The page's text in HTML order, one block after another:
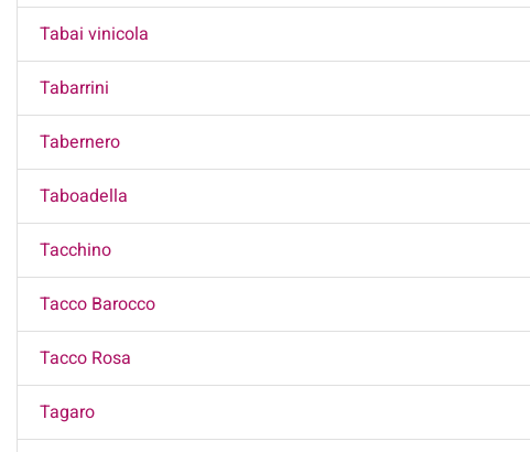
Tabai vinicola
Tabarrini
Tabernero
Taboadella
Tacchino
Tacco Barocco
Tacco Rosa
Tagaro